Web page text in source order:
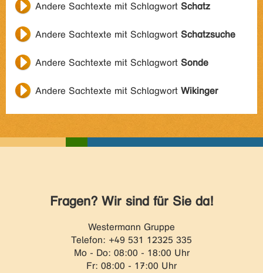
Andere Sachtexte mit Schlagwort Schatz
Andere Sachtexte mit Schlagwort Schatzsuche
Andere Sachtexte mit Schlagwort Sonde
Andere Sachtexte mit Schlagwort Wikinger